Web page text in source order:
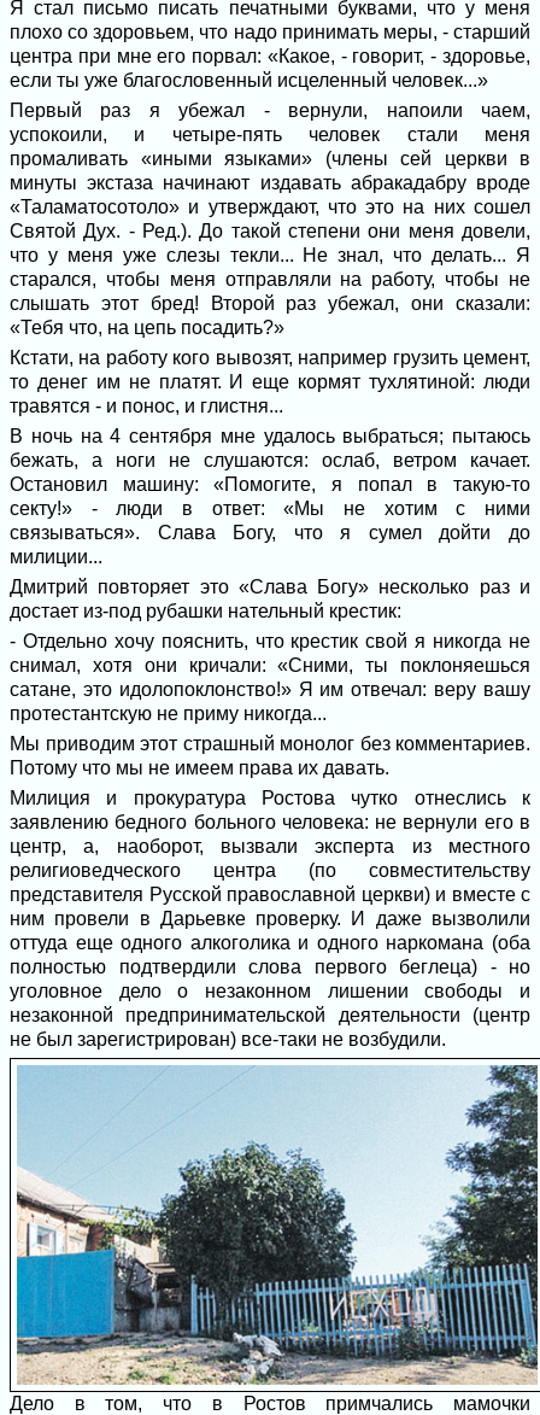
Я стал письмо писать печатными буквами, что у меня
плохо со здоровьем, что надо принимать меры, - старший
центра при мне его порвал: «Какое, - говорит, - здоровье,
если ты уже благословенный исцеленный человек...»
Первый раз я убежал - вернули, напоили чаем,
успокоили, и четыре-пять человек стали меня
промаливать «иными языками» (члены сей церкви в
минуты экстаза начинают издавать абракадабру вроде
«Таламатосотоло» и утверждают, что это на них сошел
Святой Дух. - Ред.). До такой степени они меня довели,
что у меня уже слезы текли... Не знал, что делать... Я
старался, чтобы меня отправляли на работу, чтобы не
слышать этот бред! Второй раз убежал, они сказали:
«Тебя что, на цепь посадить?»
Кстати, на работу кого вывозят, например грузить цемент,
то денег им не платят. И еще кормят тухлятиной: люди
травятся - и понос, и глистня...
В ночь на 4 сентября мне удалось выбраться; пытаюсь
бежать, а ноги не слушаются: ослаб, ветром качает.
Остановил машину: «Помогите, я попал в такую-то
секту!» - люди в ответ: «Мы не хотим с ними
связываться». Слава Богу, что я сумел дойти до
милиции...
Дмитрий повторяет это «Слава Богу» несколько раз и
достает из-под рубашки нательный крестик:
- Отдельно хочу пояснить, что крестик свой я никогда не
снимал, хотя они кричали: «Сними, ты поклоняешься
сатане, это идолопоклонство!» Я им отвечал: веру вашу
протестантскую не приму никогда...
Мы приводим этот страшный монолог без комментариев.
Потому что мы не имеем права их давать.
Милиция и прокуратура Ростова чутко отнеслись к
заявлению бедного больного человека: не вернули его в
центр, а, наоборот, вызвали эксперта из местного
религиоведческого центра (по совместительству
представителя Русской православной церкви) и вместе с
ним провели в Дарьевке проверку. И даже вызволили
оттуда еще одного алкоголика и одного наркомана (оба
полностью подтвердили слова первого беглеца) - но
уголовное дело о незаконном лишении свободы и
незаконной предпринимательской деятельности (центр
не был зарегистрирован) все-таки не возбудили.
Дело в том, что в Ростов примчались мамочки